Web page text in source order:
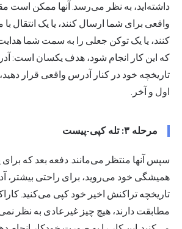
داشته‌اید، به نظر می‌رسد. آنها ممکن است
واقعی برای شما ارسال کنند، یا یک انتقال با
کنند، یا یک توکن جعلی را به سمت شما
که این کار انجام شود، هدف یکسان است:
تاریخچه خود در کنار آدرس واقعی قرار
اول و آخر.
مرحله ۳: تله کپی-پیست
سپس آنها منتظر می‌مانند. دفعه بعد که برای
همیشگی خود می‌روید، برای راحتی بیشتر،
تاریخچه تراکنش اخیر خود کپی می‌کنید.
مطابقت دارند، هیچ چیز غیرعادی به نظر